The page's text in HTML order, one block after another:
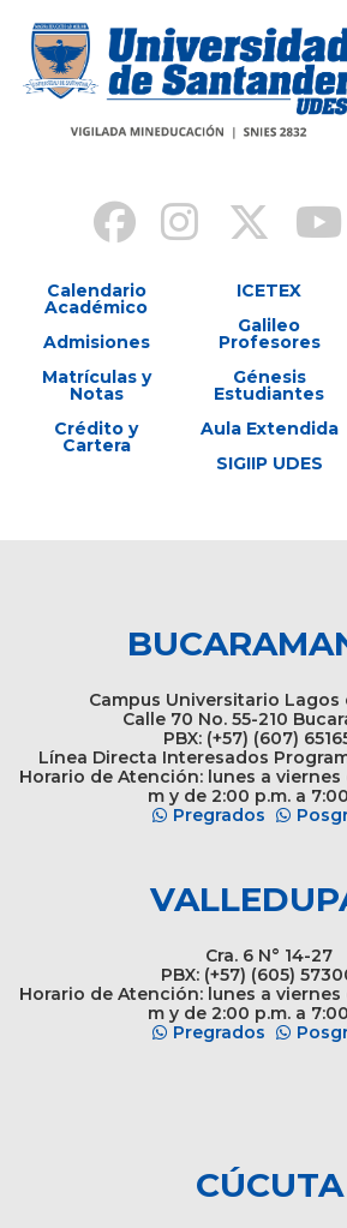
Calendario
Académico
Admisiones
Matrículas y
Notas
Crédito y
Cartera
ICETEX
Galileo
Profesores
Génesis
Estudiantes
Aula Extendida
SIGIIP UDES
Campus Universitario Lagos
Calle 70 No. 55-210
PBX: (+57) (607)
Línea Directa Interesados
Horario de Atención: lunes a viernes
m y de 2:00 p.m. a
Pregrados
Cra. 6 N° 14-27
PBX: (+57) (605)
Horario de Atención: lunes a viernes
m y de 2:00 p.m. a
Pregrados
CÚCUTA